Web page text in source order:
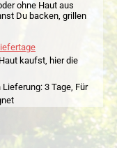
ohne Haut aus
Du backen, grillen
kaufst, hier die
3 Tage, Für